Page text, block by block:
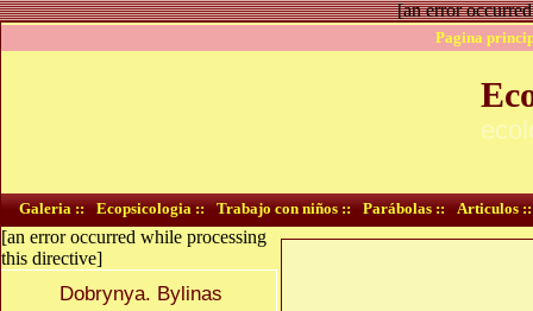
[an error
Pagina
Galeria :: Ecopsicologia :: Trabajo con niños :: Parábolas :: Articulos ::
[an error occurred while processing
this directive]
Dobrynya. Bylinas